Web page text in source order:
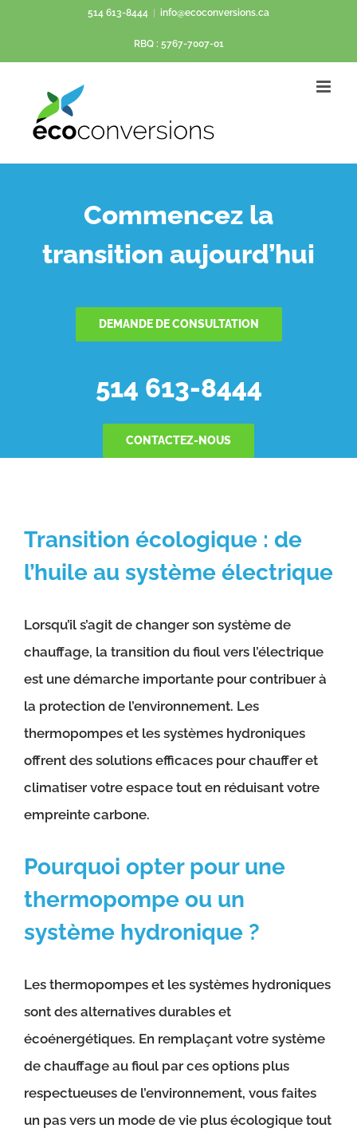
contenu
514 613-8444 info@ecoconversions.ca
RBQ : 5767-7007-01
Commencez la
transition aujourd’hui
DEMANDE DE CONSULTATION
514 613-8444
CONTACTEZ-NOUS
Transition écologique : de
l’huile au système électrique
Lorsqu’il s’agit de changer son système de
chauffage, la transition du fioul vers l’électrique
est une démarche importante pour contribuer à
la protection de l’environnement. Les
thermopompes et les systèmes hydroniques
offrent des solutions efficaces pour chauffer et
climatiser votre espace tout en réduisant votre
empreinte carbone.
Pourquoi opter pour une
thermopompe ou un
système hydronique ?
Les thermopompes et les systèmes hydroniques
sont des alternatives durables et
écoénergétiques. En remplaçant votre système
de chauffage au fioul par ces options plus
respectueuses de l’environnement, vous faites
un pas vers un mode de vie plus écologique tout